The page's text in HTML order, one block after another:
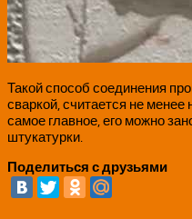
Такой способ соединения
сваркой, считается не
самое главное, его можно
штукатурки.
Поделиться с друзьями